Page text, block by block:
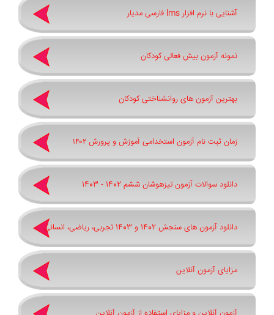
آشنایی با نرم افزار lms فارسی مدیار
نمونه آزمون بیش فعالی کودکان
بهترین آزمون های روانشناختی کودکان
زمان ثبت نام آزمون استخدامی آموزش و پرورش ۱۴۰۲
دانلود سوالات آزمون تیزهوشان ششم 1402 - 1403
دانلود آزمون های سنجش 1402 و 1403 تجربی، ریاضی، انسانی
مزایای آزمون آنلاین